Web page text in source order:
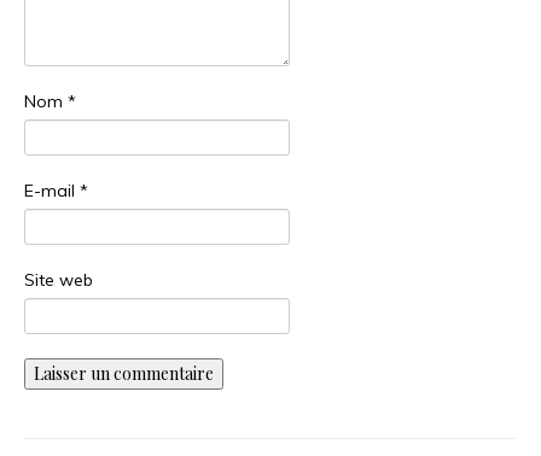
Nom *
E-mail *
Site web